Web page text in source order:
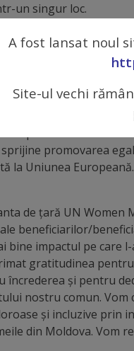
un singur loc.
Uniunii
care a fost
în ultimele 41
UN Women și
Cahul și Ungheni și
a proiectului EVA. Cu
promovarea
la Uniunea
de țară UN Women
beneficiarilor/
bine impactul pe care
gratitudinea
și pentru
nostru comun.
și incluzive prin
din Moldova. Vom
A fost lansat noul
Site-ul vechi